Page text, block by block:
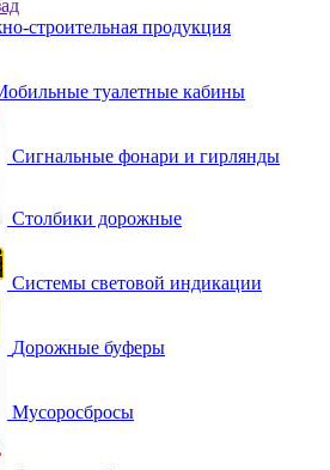
строительная продукция
туалетные кабины
Сигнальные фонари и гирлянды
Столбики дорожные
Системы световой индикации
Дорожные буферы
Мусоросбросы